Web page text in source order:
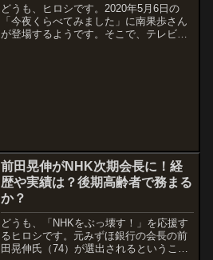
どうも、ヒロシです。2020年5月6日の
「今夜くらべてみました」に南果歩さん
が登場するようです。そこで、テレビ初
前田晃伸がNHK次期会長に！経
歴や実績は？後期高齢者で務まる
か？
どうも、「NHKをぶっ壊す！」を応援す
るヒロシです。元みずほ銀行の会長の前
田晃伸氏（74）が選出されるということ